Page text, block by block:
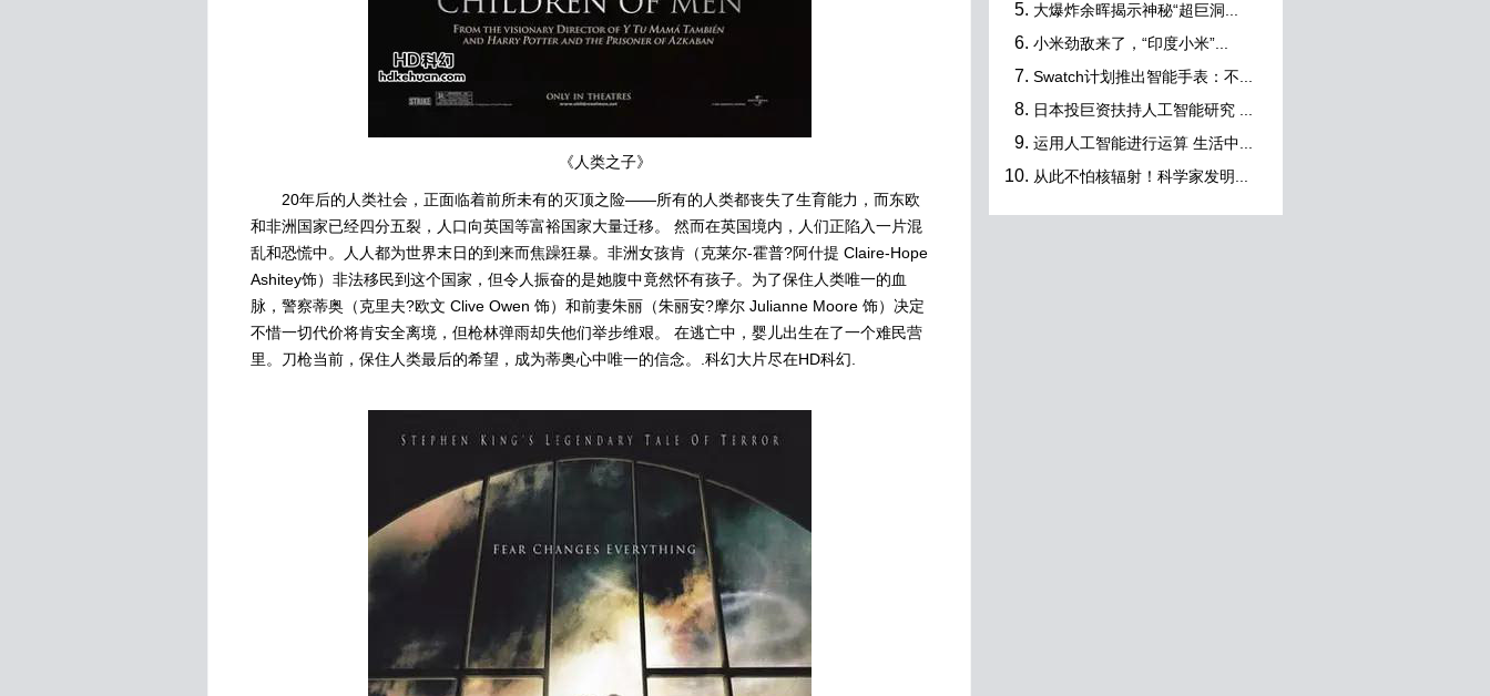
《人类之子》
20年后的人类社会，正面临着前所未有的灭顶之险——所有的人类都丧失了生育能力，而东欧
和非洲国家已经四分五裂，人口向英国等富裕国家大量迁移。 然而在英国境内，人们正陷入一片混
乱和恐慌中。人人都为世界末日的到来而焦躁狂暴。非洲女孩肯（克莱尔-霍普?阿什提 Claire-Hope
Ashitey饰）非法移民到这个国家，但令人振奋的是她腹中竟然怀有孩子。为了保住人类唯一的血
脉，警察蒂奥（克里夫?欧文 Clive Owen 饰）和前妻朱丽（朱丽安?摩尔 Julianne Moore 饰）决定
不惜一切代价将肯安全离境，但枪林弹雨却失他们举步维艰。 在逃亡中，婴儿出生在了一个难民营
里。刀枪当前，保住人类最后的希望，成为蒂奥心中唯一的信念。.科幻大片尽在HD科幻.
大爆炸余晖揭示神秘“超巨洞...
小米劲敌来了，“印度小米”...
Swatch计划推出智能手表：不...
日本投巨资扶持人工智能研究 ...
运用人工智能进行运算 生活中...
从此不怕核辐射！科学家发明...